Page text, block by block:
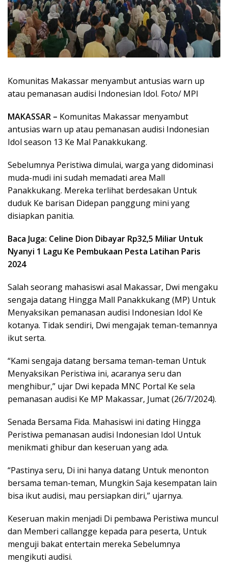
Komunitas Makassar menyambut antusias warn up
atau pemanasan audisi Indonesian Idol. Foto/ MPI
MAKASSAR – Komunitas Makassar menyambut
antusias warn up atau pemanasan audisi Indonesian
Idol season 13 Ke Mal Panakkukang.
Sebelumnya Peristiwa dimulai, warga yang didominasi
muda-mudi ini sudah memadati area Mall
Panakkukang. Mereka terlihat berdesakan Untuk
duduk Ke barisan Didepan panggung mini yang
disiapkan panitia.
Baca Juga: Celine Dion Dibayar Rp32,5 Miliar Untuk
Nyanyi 1 Lagu Ke Pembukaan Pesta Latihan Paris
2024
Salah seorang mahasiswi asal Makassar, Dwi mengaku
sengaja datang Hingga Mall Panakkukang (MP) Untuk
Menyaksikan pemanasan audisi Indonesian Idol Ke
kotanya. Tidak sendiri, Dwi mengajak teman-temannya
ikut serta.
“Kami sengaja datang bersama teman-teman Untuk
Menyaksikan Peristiwa ini, acaranya seru dan
menghibur,” ujar Dwi kepada MNC Portal Ke sela
pemanasan audisi Ke MP Makassar, Jumat (26/7/2024).
Senada Bersama Fida. Mahasiswi ini dating Hingga
Peristiwa pemanasan audisi Indonesian Idol Untuk
menikmati ghibur dan keseruan yang ada.
“Pastinya seru, Di ini hanya datang Untuk menonton
bersama teman-teman, Mungkin Saja kesempatan lain
bisa ikut audisi, mau persiapkan diri,” ujarnya.
Keseruan makin menjadi Di pembawa Peristiwa muncul
dan Memberi callangge kepada para peserta, Untuk
menguji bakat entertain mereka Sebelumnya
mengikuti audisi.